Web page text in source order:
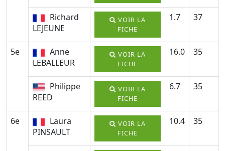
Richard
LEJEUNE
VOIR LA
FICHE
1.7 37
5e
Anne
LEBALLEUR
VOIR LA
FICHE
16.0 35
Philippe
REED
VOIR LA
FICHE
6.7 35
6e
Laura
PINSAULT
VOIR LA
FICHE
10.4 35